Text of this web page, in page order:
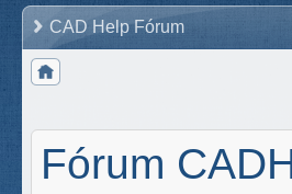
CAD Help Fórum
Fórum